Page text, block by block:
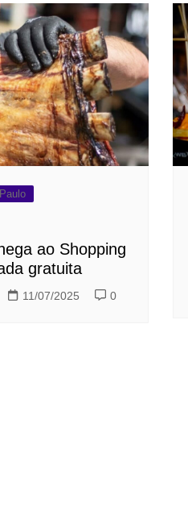
ao Shopping
gratuita
11/07/2025 0